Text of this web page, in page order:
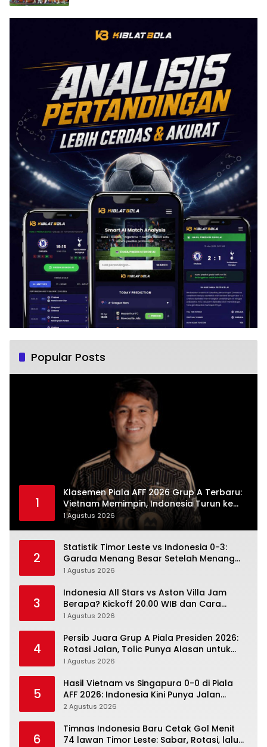
Popular Posts
1
Klasemen Piala AFF 2026 Grup A Terbaru:
Vietnam Memimpin, Indonesia Turun ke
Posisi Tiga
1 Agustus 2026
2
Statistik Timor Leste vs Indonesia 0-3:
Garuda Menang Besar Setelah Menang
Angka Lebih Dulu
1 Agustus 2026
3
Indonesia All Stars vs Aston Villa Jam
Berapa? Kickoff 20.00 WIB dan Cara
Nonton Resminya
1 Agustus 2026
4
Persib Juara Grup A Piala Presiden 2026:
Rotasi Jalan, Tolic Punya Alasan untuk
Percaya
1 Agustus 2026
5
Hasil Vietnam vs Singapura 0-0 di Piala
AFF 2026: Indonesia Kini Punya Jalan
Terbuka
2 Agustus 2026
6
Timnas Indonesia Baru Cetak Gol Menit
74 lawan Timor Leste: Sabar, Rotasi, lalu